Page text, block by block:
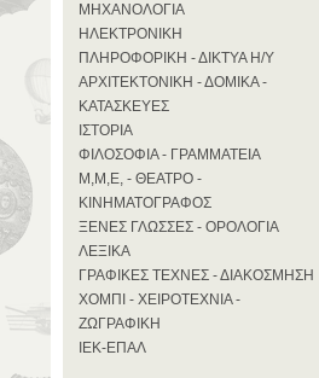
ΜΗΧΑΝΟΛΟΓΙΑ
ΗΛΕΚΤΡΟΝΙΚΗ
ΠΛΗΡΟΦΟΡΙΚΗ - ΔΙΚΤΥΑ Η/Υ
ΑΡΧΙΤΕΚΤΟΝΙΚΗ - ΔΟΜΙΚΑ -
ΚΑΤΑΣΚΕΥΕΣ
ΙΣΤΟΡΙΑ
ΦΙΛΟΣΟΦΙΑ - ΓΡΑΜΜΑΤΕΙΑ
Μ,Μ,Ε, - ΘΕΑΤΡΟ -
ΚΙΝΗΜΑΤΟΓΡΑΦΟΣ
ΞΕΝΕΣ ΓΛΩΣΣΕΣ - ΟΡΟΛΟΓΙΑ
ΛΕΞΙΚΑ
ΓΡΑΦΙΚΕΣ ΤΕΧΝΕΣ - ΔΙΑΚΟΣΜΗΣΗ
ΧΟΜΠΙ - ΧΕΙΡΟΤΕΧΝΙΑ -
ΖΩΓΡΑΦΙΚΗ
ΙΕΚ-ΕΠΑΛ